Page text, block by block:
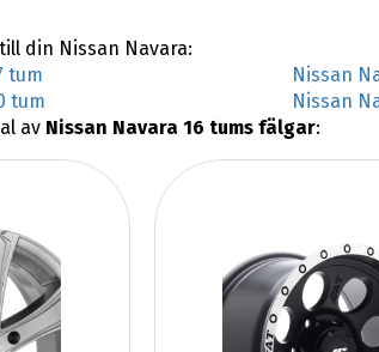
din Nissan Navara:
tum
Nissan
tum
Nissan
av Nissan Navara 16 tums fälgar: